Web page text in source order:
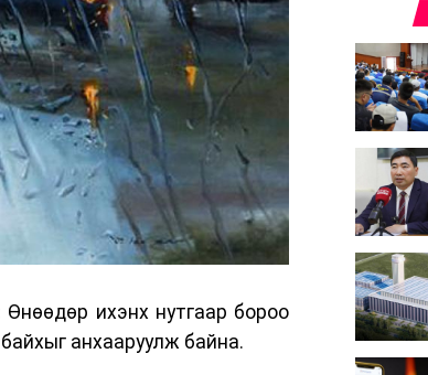
Өнөөдөр ихэнх нутгаар бороо
анхааруулж байна.